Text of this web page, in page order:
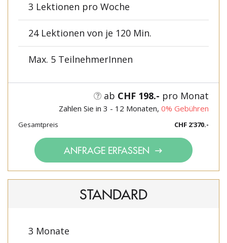
3 Lektionen pro Woche
24 Lektionen von je 120 Min.
Max. 5 TeilnehmerInnen
ab CHF 198.- pro Monat
Zahlen Sie in 3 - 12 Monaten, 0% Gebühren
Gesamtpreis CHF 2'370.-
ANFRAGE ERFASSEN
STANDARD
3 Monate